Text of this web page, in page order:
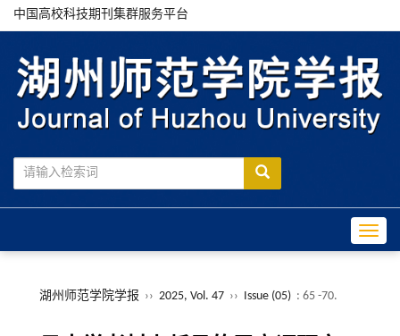
中国高校科技期刊集群服务平台
湖州师范学院学报 ›› 2025, Vol. 47 ›› Issue (05) : 65 -70.